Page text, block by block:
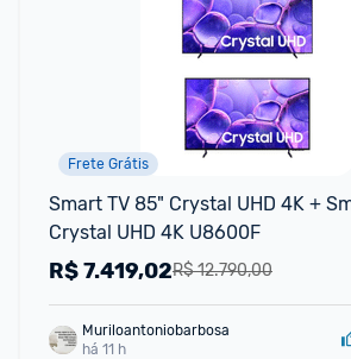
Frete Grátis
Smart TV 85" Crystal UHD 4K +
Crystal UHD 4K U8600F
R$ 12.790,00
R$7.419,02
Muriloantoniobarbosa
há 11 h